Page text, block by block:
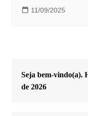
11/09/2025
Seja bem-vindo(a).
de 2026